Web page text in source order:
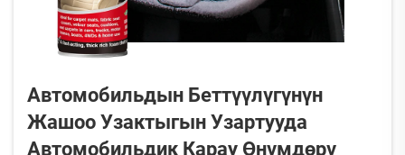
Автомобильдын Беттүүлүгүнүн
Жашоо Узактыгын Узартууда
Автомобильдик Карау Өнүмдөрү